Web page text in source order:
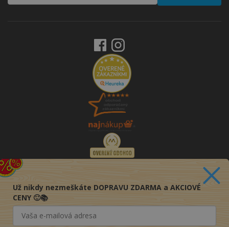
Už nikdy nezmeškáte DOPRAVU ZDARMA a AKCIOVÉ
CENY 🙂📚